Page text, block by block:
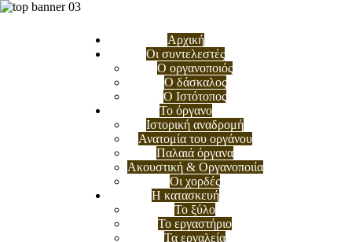
Αρχική
Οι συντελεστές
Ο οργανοποιός
Ο δάσκαλος
Ο Ιστότοπος
Το όργανο
Ιστορική αναδρομή
Ανατομία του οργάνου
Παλαιά όργανα
Ακουστική & Οργανοποιία
Οι χορδές
Η κατασκευή
Το ξύλο
Το εργαστήριο
Τα εργαλεία